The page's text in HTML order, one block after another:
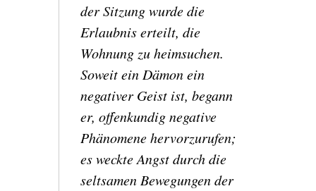
der Sitzung wurde die
Erlaubnis erteilt, die
Wohnung zu heimsuchen.
Soweit ein Dämon ein
negativer Geist ist, begann
er, offenkundig negative
Phänomene hervorzurufen;
es weckte Angst durch die
seltsamen Bewegungen der